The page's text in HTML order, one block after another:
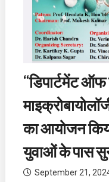
“डिपार्टमेंट
का आयोजन
युवाओं के पास
September 21,